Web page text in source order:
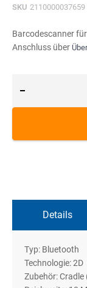
SKU 2110000037659
Barcodescanner
Anschluss über
Details
Typ: Bluetooth
Technologie: 2D
Zubehör: